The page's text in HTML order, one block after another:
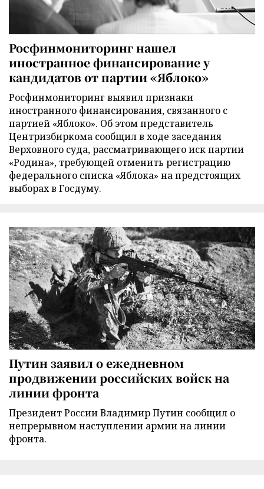
Росфинмониторинг нашел
иностранное финансирование у
кандидатов от партии «Яблоко»
Росфинмониторинг выявил признаки
иностранного финансирования, связанного с
партией «Яблоко». Об этом представитель
Центризбиркома сообщил в ходе заседания
Верховного суда, рассматривающего иск партии
«Родина», требующей отменить регистрацию
федерального списка «Яблока» на предстоящих
выборах в Госдуму.
Путин заявил о ежедневном
продвижении российских войск на
линии фронта
Президент России Владимир Путин сообщил о
непрерывном наступлении армии на линии
фронта.